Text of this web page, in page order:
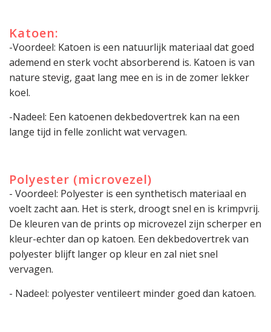
Katoen:
-Voordeel: Katoen is een natuurlijk materiaal dat goed
ademend en sterk vocht absorberend is. Katoen is van
nature stevig, gaat lang mee en is in de zomer lekker
koel.
-Nadeel: Een katoenen dekbedovertrek kan na een
lange tijd in felle zonlicht wat vervagen.
Polyester (microvezel)
- Voordeel: Polyester is een synthetisch materiaal en
voelt zacht aan. Het is sterk, droogt snel en is krimpvrij.
De kleuren van de prints op microvezel zijn scherper en
kleur-echter dan op katoen. Een dekbedovertrek van
polyester blijft langer op kleur en zal niet snel
vervagen.
- Nadeel: polyester ventileert minder goed dan katoen.